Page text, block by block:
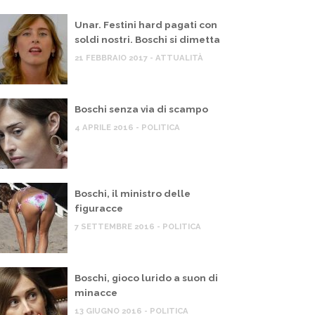
,POLITICA
Unar. Festini hard pagati con
soldi nostri. Boschi si dimetta
21 FEBBRAIO 2017 - ATTUALITÀ
Boschi senza via di scampo
4 APRILE 2016 - POLITICA
Boschi, il ministro delle
figuracce
7 SETTEMBRE 2016 - POLITICA
Boschi, gioco lurido a suon di
minacce
13 GIUGNO 2016 - POLITICA